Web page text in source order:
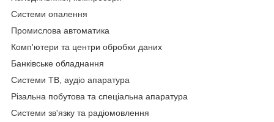
Системи опалення
Промислова автоматика
Комп'ютери та центри обробки даних
Банківське обладнання
Системи ТВ, аудіо апаратура
Різальна побутова та спеціальна апаратура
Системи зв'язку та радіомовлення